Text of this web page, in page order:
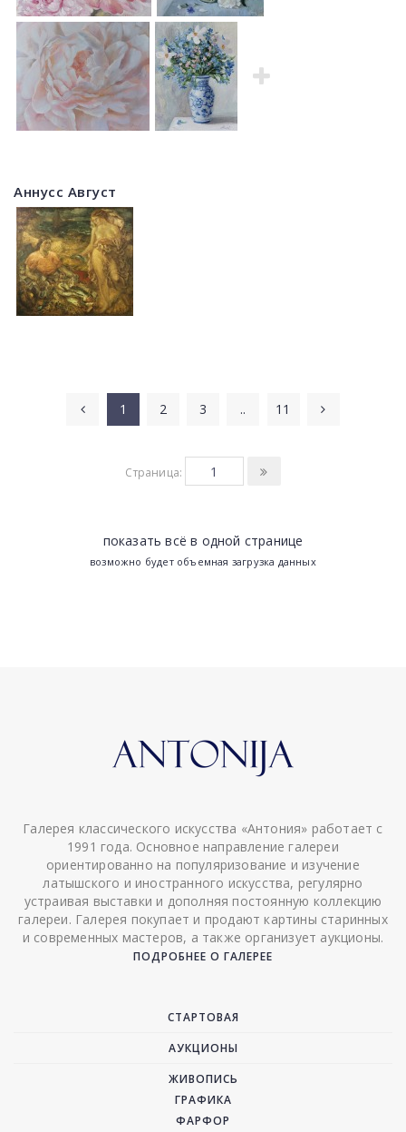
Аннусс Август
1 2 3 .. 11
Страница:
показать всё в одной странице
возможно будет объемная загрузка данных
Галерея классического искусства «Антония» работает с
1991 года. Основное направление галереи
ориентированно на популяризование и изучение
латышского и иностранного искусства, регулярно
устраивая выставки и дополняя постоянную коллекцию
галереи. Галерея покупает и продают картины старинных
и современных мастеров, а также организует аукционы.
ПОДРОБНЕЕ О ГАЛЕРЕЕ
СТАРТОВАЯ
АУКЦИОНЫ
ЖИВОПИСЬ
ГРАФИКА
ФАРФОР